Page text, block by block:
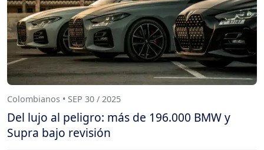
Colombianos • SEP 30 / 2025
Del lujo al peligro: más de 196.000 BMW y
Supra bajo revisión